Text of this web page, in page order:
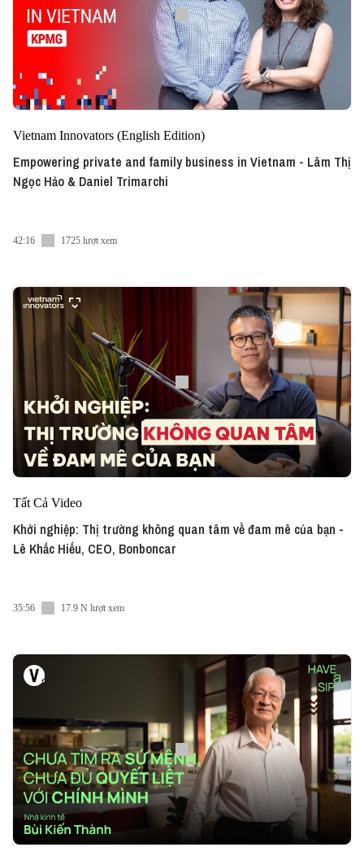
Vietnam Innovators (English Edition)
Empowering private and family business in Vietnam - Lâm Thị
Ngọc Hảo & Daniel Trimarchi
42:16 1725 lượt xem
Tất Cả Video
Khởi nghiệp: Thị trường không quan tâm về đam mê của bạn -
Lê Khắc Hiếu, CEO, Bonboncar
35:56 17.9 N lượt xem